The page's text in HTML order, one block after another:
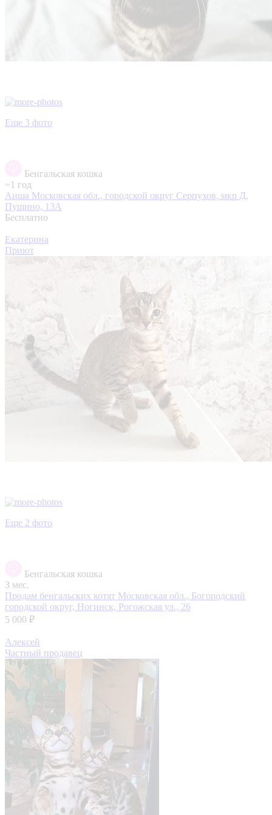
Еще 3 фото
Бенгальская кошка
~1 год
Аиша Московская обл., городской округ Серпухов, мкр Д,
Пущино, 13А
Бесплатно
Екатерина
Приют
Еще 2 фото
Бенгальская кошка
3 мес.
Продам бенгальских котят Московская обл., Богородский
городской округ, Ногинск, Рогожская ул., 26
5 000 ₽
Алексей
Частный продавец